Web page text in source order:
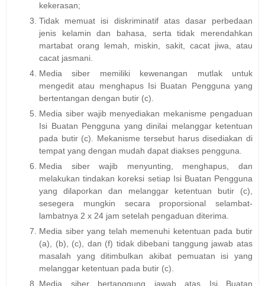
kekerasan;
Tidak memuat isi diskriminatif atas dasar perbedaan
jenis kelamin dan bahasa, serta tidak merendahkan
martabat orang lemah, miskin, sakit, cacat jiwa, atau
cacat jasmani.
Media siber memiliki kewenangan mutlak untuk
mengedit atau menghapus Isi Buatan Pengguna yang
bertentangan dengan butir (c).
Media siber wajib menyediakan mekanisme pengaduan
Isi Buatan Pengguna yang dinilai melanggar ketentuan
pada butir (c). Mekanisme tersebut harus disediakan di
tempat yang dengan mudah dapat diakses pengguna.
Media siber wajib menyunting, menghapus, dan
melakukan tindakan koreksi setiap Isi Buatan Pengguna
yang dilaporkan dan melanggar ketentuan butir (c),
sesegera mungkin secara proporsional selambat-
lambatnya 2 x 24 jam setelah pengaduan diterima.
Media siber yang telah memenuhi ketentuan pada butir
(a), (b), (c), dan (f) tidak dibebani tanggung jawab atas
masalah yang ditimbulkan akibat pemuatan isi yang
melanggar ketentuan pada butir (c).
Media siber bertanggung jawab atas Isi Buatan